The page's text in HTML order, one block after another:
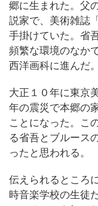
郷に生まれた。父
説家で、美術雑誌
手掛けていた。省
頻繁な環境のなか
西洋画科に進んだ。
大正１０年に東京
年の震災で本郷の
ことになった。こ
る省吾とブルース
ったと思われる。
伝えられるところ
時音楽学校の生徒